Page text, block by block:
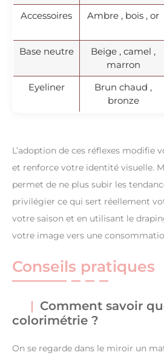
Accessoires Ambre , bois , or
Base neutre
Beige , camel ,
marron
Eyeliner
Brun chaud ,
bronze
L’adoption de ces réflexes modifie
et renforce votre identité visuelle.
permet de ne plus subir les
privilégier ce qui sert réellement
votre saison et en utilisant le
votre image vers une
Conseils pratiques
Comment savoir
colorimétrie ?
On se regarde dans le miroir un